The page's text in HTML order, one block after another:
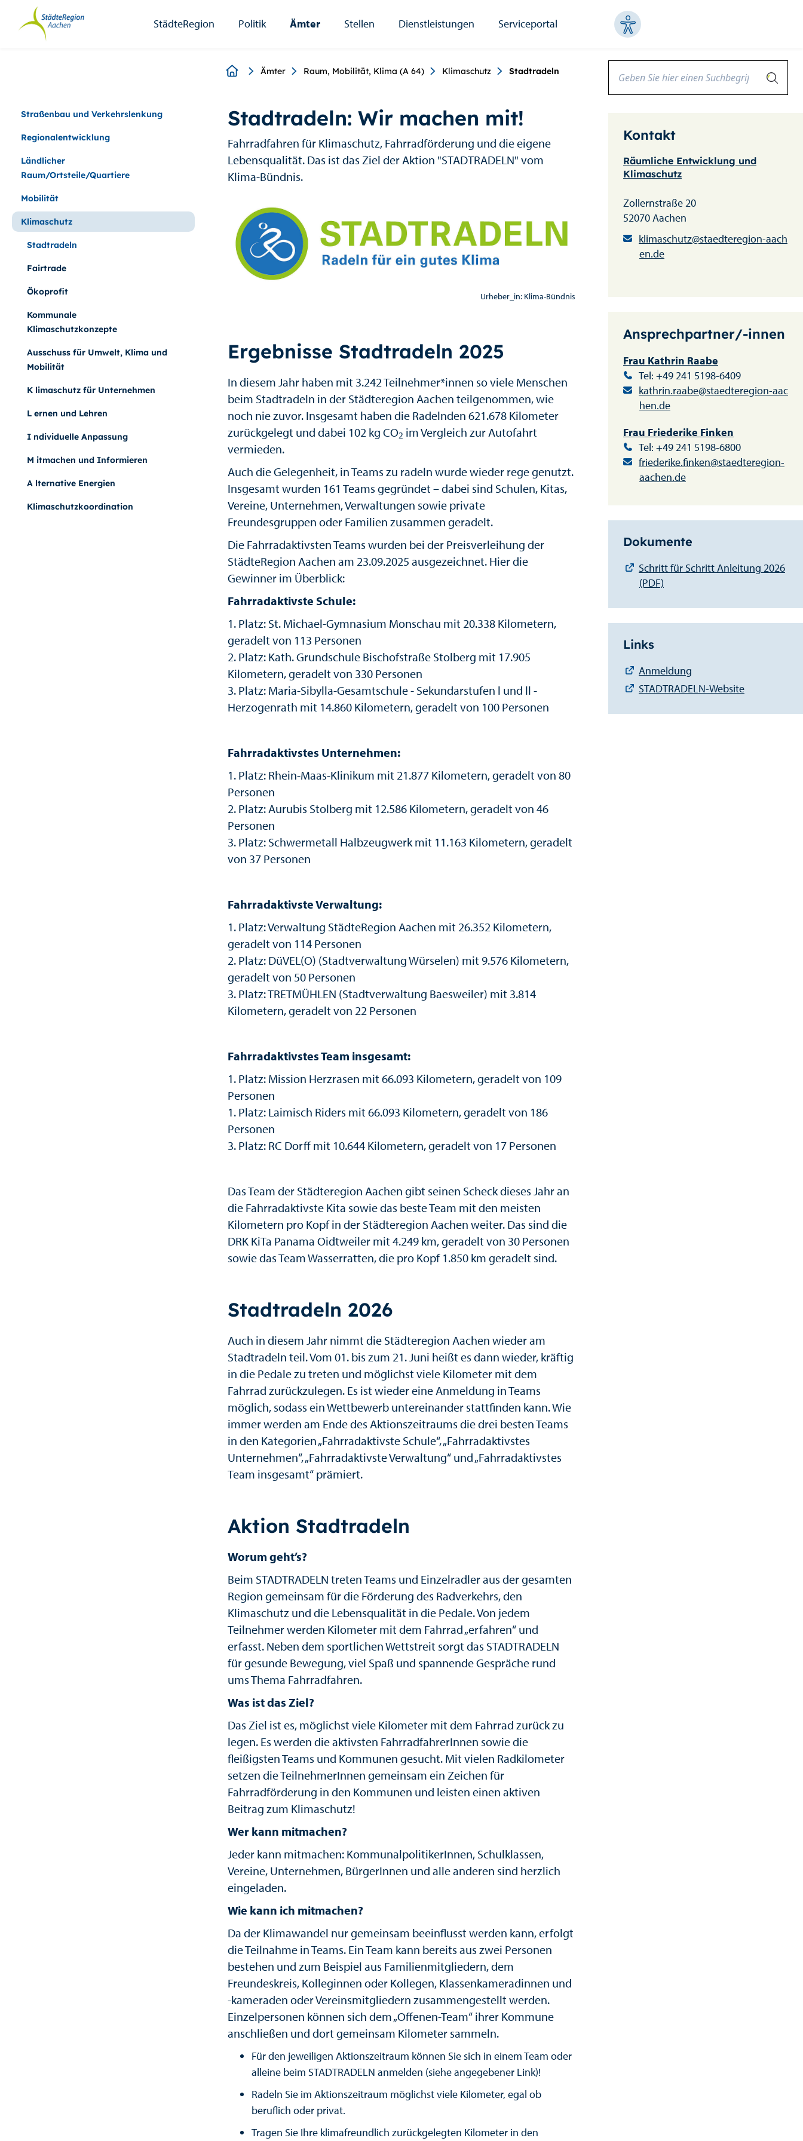
Seiteninhalt.
Hauptnavigation.
StädteRegion
StädteRegion Politik Ämter Stellen Dienstleistungen Serviceportal
Breadcrumb
Ämter Raum, Mobilität, Klima (A 64) Klimaschutz Stadtradeln
Straßenbau und Verkehrslenkung
Regionalentwicklung
Ländlicher
Raum/Ortsteile/Quartiere
Mobilität
Klimaschutz
Stadtradeln
Fairtrade
Ökoprofit
Kommunale
Klimaschutzkonzepte
Ausschuss für Umwelt, Klima und
Mobilität
K limaschutz für Unternehmen
L ernen und Lehren
I ndividuelle Anpassung
M itmachen und Informieren
A lternative Energien
Klimaschutzkoordination
Stadtradeln: Wir machen mit!
Fahrradfahren für Klimaschutz, Fahrradförderung und die eigene
Lebensqualität. Das ist das Ziel der Aktion "STADTRADELN" vom
Klima-Bündnis.
Urheber_in: Klima-Bündnis
Ergebnisse Stadtradeln 2025
In diesem Jahr haben mit 3.242 Teilnehmer*innen so viele Menschen
beim Stadtradeln in der Städteregion Aachen teilgenommen, wie
noch nie zuvor. Insgesamt haben die Radelnden 621.678 Kilometer
zurückgelegt und dabei 102 kg CO2 im Vergleich zur Autofahrt
vermieden.
Auch die Gelegenheit, in Teams zu radeln wurde wieder rege genutzt.
Insgesamt wurden 161 Teams gegründet – dabei sind Schulen, Kitas,
Vereine, Unternehmen, Verwaltungen sowie private
Freundesgruppen oder Familien zusammen geradelt.
Die Fahrradaktivsten Teams wurden bei der Preisverleihung der
StädteRegion Aachen am 23.09.2025 ausgezeichnet. Hier die
Gewinner im Überblick:
Fahrradaktivste Schule:
1. Platz: St. Michael-Gymnasium Monschau mit 20.338 Kilometern,
geradelt von 113 Personen
2. Platz: Kath. Grundschule Bischofstraße Stolberg mit 17.905
Kilometern, geradelt von 330 Personen
3. Platz: Maria-Sibylla-Gesamtschule - Sekundarstufen l und ll -
Herzogenrath mit 14.860 Kilometern, geradelt von 100 Personen
Fahrradaktivstes Unternehmen:
1. Platz: Rhein-Maas-Klinikum mit 21.877 Kilometern, geradelt von 80
Personen
2. Platz: Aurubis Stolberg mit 12.586 Kilometern, geradelt von 46
Personen
3. Platz: Schwermetall Halbzeugwerk mit 11.163 Kilometern, geradelt
von 37 Personen
Fahrradaktivste Verwaltung:
1. Platz: Verwaltung StädteRegion Aachen mit 26.352 Kilometern,
geradelt von 114 Personen
2. Platz: DüVEL(O) (Stadtverwaltung Würselen) mit 9.576 Kilometern,
geradelt von 50 Personen
3. Platz: TRETMÜHLEN (Stadtverwaltung Baesweiler) mit 3.814
Kilometern, geradelt von 22 Personen
Fahrradaktivstes Team insgesamt:
1. Platz: Mission Herzrasen mit 66.093 Kilometern, geradelt von 109
Personen
1. Platz: Laimisch Riders mit 66.093 Kilometern, geradelt von 186
Personen
3. Platz: RC Dorff mit 10.644 Kilometern, geradelt von 17 Personen
Das Team der Städteregion Aachen gibt seinen Scheck dieses Jahr an
die Fahrradaktivste Kita sowie das beste Team mit den meisten
Kilometern pro Kopf in der Städteregion Aachen weiter. Das sind die
DRK KiTa Panama Oidtweiler mit 4.249 km, geradelt von 30 Personen
sowie das Team Wasserratten, die pro Kopf 1.850 km geradelt sind.
Stadtradeln 2026
Auch in diesem Jahr nimmt die Städteregion Aachen wieder am
Stadtradeln teil. Vom 01. bis zum 21. Juni heißt es dann wieder, kräftig
in die Pedale zu treten und möglichst viele Kilometer mit dem
Fahrrad zurückzulegen. Es ist wieder eine Anmeldung in Teams
möglich, sodass ein Wettbewerb untereinander stattfinden kann. Wie
immer werden am Ende des Aktionszeitraums die drei besten Teams
in den Kategorien „Fahrradaktivste Schule“, „Fahrradaktivstes
Unternehmen“, „Fahrradaktivste Verwaltung“ und „Fahrradaktivstes
Team insgesamt“ prämiert.
Aktion Stadtradeln
Worum geht’s?
Beim STADTRADELN treten Teams und Einzelradler aus der gesamten
Region gemeinsam für die Förderung des Radverkehrs, den
Klimaschutz und die Lebensqualität in die Pedale. Von jedem
Teilnehmer werden Kilometer mit dem Fahrrad „erfahren“ und
erfasst. Neben dem sportlichen Wettstreit sorgt das STADTRADELN
für gesunde Bewegung, viel Spaß und spannende Gespräche rund
ums Thema Fahrradfahren.
Was ist das Ziel?
Das Ziel ist es, möglichst viele Kilometer mit dem Fahrrad zurück zu
legen. Es werden die aktivsten FahrradfahrerInnen sowie die
fleißigsten Teams und Kommunen gesucht. Mit vielen Radkilometer
setzen die TeilnehmerInnen gemeinsam ein Zeichen für
Fahrradförderung in den Kommunen und leisten einen aktiven
Beitrag zum Klimaschutz!
Wer kann mitmachen?
Jeder kann mitmachen: KommunalpolitikerInnen, Schulklassen,
Vereine, Unternehmen, BürgerInnen und alle anderen sind herzlich
eingeladen.
Wie kann ich mitmachen?
Da der Klimawandel nur gemeinsam beeinflusst werden kann, erfolgt
die Teilnahme in Teams. Ein Team kann bereits aus zwei Personen
bestehen und zum Beispiel aus Familienmitgliedern, dem
Freundeskreis, Kolleginnen oder Kollegen, Klassenkameradinnen und
-kameraden oder Vereinsmitgliedern zusammengestellt werden.
Einzelpersonen können sich dem „Offenen-Team“ ihrer Kommune
anschließen und dort gemeinsam Kilometer sammeln.
Für den jeweiligen Aktionszeitraum können Sie sich in einem Team oder
alleine beim STADTRADELN anmelden (siehe angegebener Link)!
Radeln Sie im Aktionszeitraum möglichst viele Kilometer, egal ob
beruflich oder privat.
Tragen Sie Ihre klimafreundlich zurückgelegten Kilometer in den
Kontakt
Räumliche Entwicklung und
Klimaschutz
Zollernstraße 20
52070 Aachen
klimaschutz@staedteregion-aach
en.de
Ansprechpartner/-innen
Frau Kathrin Raabe
Tel: +49 241 5198-6409
kathrin.raabe@staedteregion-aac
hen.de
Frau Friederike Finken
Tel: +49 241 5198-6800
friederike.finken@staedteregion-
aachen.de
Dokumente
Schritt für Schritt Anleitung 2026
(PDF)
Links
Anmeldung
STADTRADELN-Website